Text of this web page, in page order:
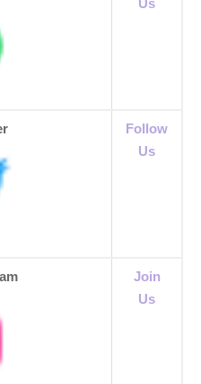
Follow
Us
Join
Us